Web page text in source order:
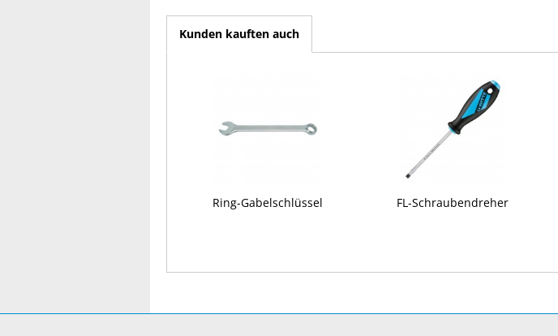
Kunden kauften auch
Ring-Gabelschlüssel FL-Schraubendreher